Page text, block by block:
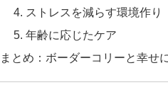
4. ストレスを減らす環境作り
5. 年齢に応じたケア
まとめ：ボーダーコリーと幸せ